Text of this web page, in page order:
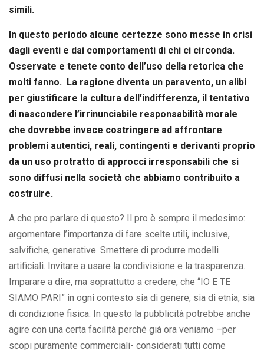
simili.
In questo periodo alcune certezze sono messe in crisi
dagli eventi e dai comportamenti di chi ci circonda.
Osservate e tenete conto dell’uso della retorica che
molti fanno. La ragione diventa un paravento, un alibi
per giustificare la cultura dell’indifferenza, il tentativo
di nascondere l’irrinunciabile responsabilità morale
che dovrebbe invece costringere ad affrontare
problemi autentici, reali, contingenti e derivanti proprio
da un uso protratto di approcci irresponsabili che si
sono diffusi nella società che abbiamo contribuito a
costruire.
A che pro parlare di questo? Il pro è sempre il medesimo:
argomentare l’importanza di fare scelte utili, inclusive,
salvifiche, generative. Smettere di produrre modelli
artificiali. Invitare a usare la condivisione e la trasparenza.
Imparare a dire, ma soprattutto a credere, che “IO E TE
SIAMO PARI” in ogni contesto sia di genere, sia di etnia, sia
di condizione fisica. In questo la pubblicità potrebbe anche
agire con una certa facilità perché già ora veniamo –per
scopi puramente commerciali- considerati tutti come